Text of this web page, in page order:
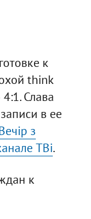
к
think
Слава
в ее
з
TBi.
к